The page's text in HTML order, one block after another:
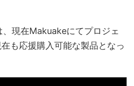
、現在Makuakeにてプロジェ
も応援購入可能な製品となっ